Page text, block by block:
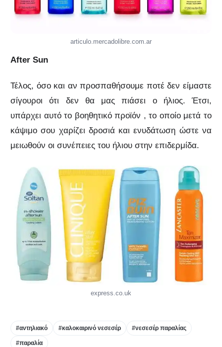
articulo.mercadolibre.com.ar
After Sun
Τέλος, όσο και αν προσπαθήσουμε ποτέ δεν είμαστε
σίγουροι ότι δεν θα μας πιάσει ο ήλιος. Έτσι,
υπάρχει αυτό το βοηθητικό προϊόν , το οποίο μετά το
κάψιμο σου χαρίζει δροσιά και ενυδάτωση ώστε να
μειωθούν οι συνέπειες του ήλιου στην επιδερμίδα.
express.co.uk
#αντηλιακό #καλοκαιρινό νεσεσέρ #νεσεσέρ παραλίας
#παραλία